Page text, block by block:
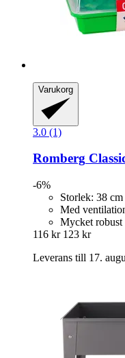
Varukorg
3.0 (1)
Romberg
-6%
Storlek: 38
Med
Mycket robust
116 kr 123 kr
Leverans till 17.